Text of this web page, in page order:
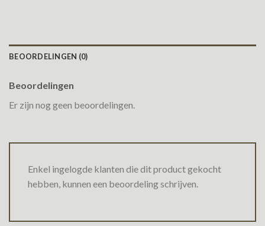
BEOORDELINGEN (0)
Beoordelingen
Er zijn nog geen beoordelingen.
Enkel ingelogde klanten die dit product gekocht
hebben, kunnen een beoordeling schrijven.